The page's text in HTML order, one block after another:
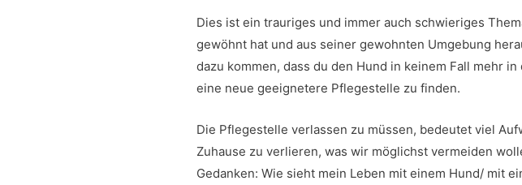
Dies ist ein trauriges und immer auch schwieriges
gewöhnt hat und aus seiner gewohnten Umgebung
dazu kommen, dass du den Hund in keinem Fall mehr
eine neue geeignetere Pflegestelle zu finden.
Die Pflegestelle verlassen zu müssen, bedeutet viel
Zuhause zu verlieren, was wir möglichst vermeiden
Gedanken: Wie sieht mein Leben mit einem Hund/ mit